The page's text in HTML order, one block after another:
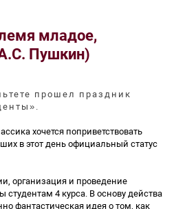
младое,
Пушкин)
прошел праздник
хочется поприветствовать
в этот день официальный статус
организация и проведение
4 курса. В основу действа
фантастическая идея о том, как